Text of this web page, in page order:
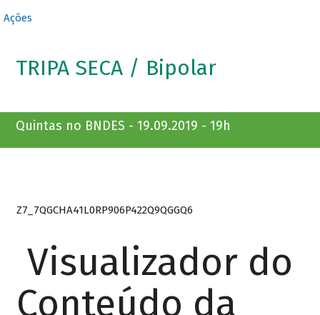
Ações
TRIPA SECA / Bipolar
Quintas no BNDES - 19.09.2019 - 19h
Z7_7QGCHA41L0RP906P422Q9QGGQ6
Visualizador do
Conteúdo da